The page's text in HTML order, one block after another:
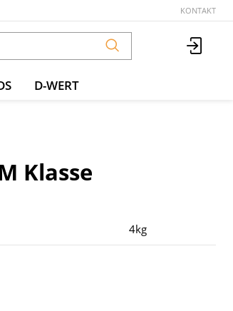
KONTAKT
D-WERT
Klasse
4kg